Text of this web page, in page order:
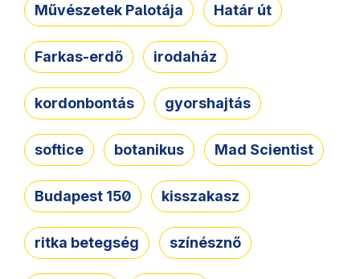
Művészetek Palotája Határ út
Farkas-erdő irodaház
kordonbontás gyorshajtás
softice botanikus Mad Scientist
Budapest 150 kisszakasz
ritka betegség színésznő